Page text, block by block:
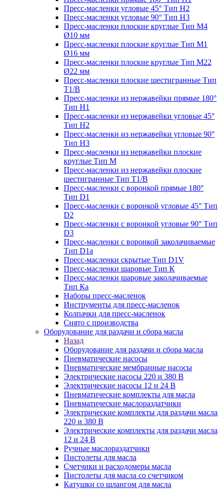
Пресс-масленки угловые 45° Тип H2
Пресс-масленки угловые 90° Тип H3
Пресс-масленки плоские круглые Тип M4
Ø10 мм
Пресс-масленки плоские круглые Тип M1
Ø16 мм
Пресс-масленки плоские круглые Тип M22
Ø22 мм
Пресс-масленки плоские шестигранные Тип
T1/B
Пресс-масленки из нержавейки прямые 180°
Тип H1
Пресс-масленки из нержавейки угловые 45°
Тип H2
Пресс-масленки из нержавейки угловые 90°
Тип H3
Пресс-масленки из нержавейки плоские
круглые Тип M
Пресс-масленки из нержавейки плоские
шестигранные Тип T1/B
Пресс-масленки с воронкой прямые 180°
Тип D1
Пресс-масленки с воронкой угловые 45° Тип
D2
Пресс-масленки с воронкой угловые 90° Тип
D3
Пресс-масленки с воронкой заколачиваемые
Тип D1a
Пресс-масленки скрытые Тип D1V
Пресс-масленки шаровые Тип К
Пресс-масленки шаровые заколачиваемые
Тип Кa
Наборы пресс-масленок
Инструменты для пресс-масленок
Колпачки для пресс-масленок
Снято с производства
Оборудование для раздачи и сбора масла
Назад
Оборудование для раздачи и сбора масла
Пневматические насосы
Пневматические мембранные насосы
Электрические насосы 220 и 380 В
Электрические насосы 12 и 24 В
Пневматические комплекты для масла
Пневматические маслораздатчики
Электрические комплекты для раздачи масла
220 и 380 В
Электрические комплекты для раздачи масла
12 и 24 В
Ручные маслораздатчики
Пистолеты для масла
Счетчики и расходомеры масла
Пистолеты для масла со счетчиком
Катушки со шлангом для масла